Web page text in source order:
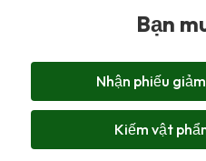
Bạn
Nhận phiếu
Kiếm vật